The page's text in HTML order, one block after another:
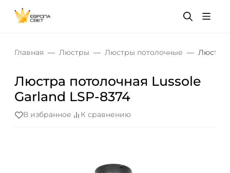
Главная Люстры Люстры потолочные Люстра
Люстра потолочная Lussole
Garland LSP-8374
В избранное К сравнению